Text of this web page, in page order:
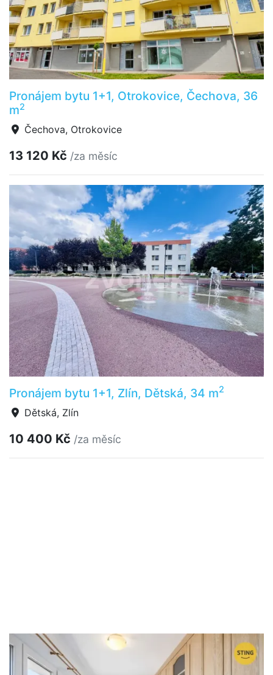
Pronájem bytu 1+1, Otrokovice, Čechova, 36
m2
Čechova, Otrokovice
13 120 Kč /za měsíc
Pronájem bytu 1+1, Zlín, Dětská, 34 m2
Dětská, Zlín
10 400 Kč /za měsíc